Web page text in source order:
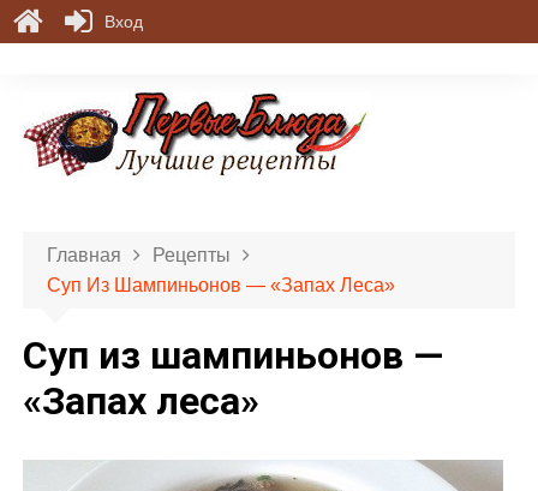
Главная
Рецепты
Суп Из Шампиньонов — «Запах Леса»
Суп из шампиньонов —
«Запах леса»
Вход